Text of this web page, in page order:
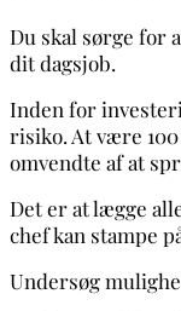
Du skal sørge for
dit dagsjob.
Inden for
risiko. At være
omvendte af at
Det er at lægge
chef kan stampe
Undersøg